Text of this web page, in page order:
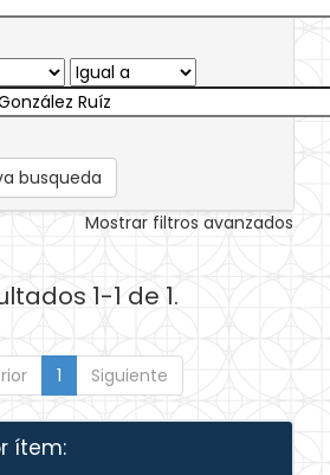
busqueda
Mostrar filtros avanzados
1-1 de 1.
1 Siguiente
ítem: